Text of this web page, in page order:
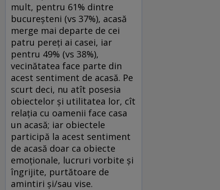
mult, pentru 61% dintre
bucureșteni (vs 37%), acasă
merge mai departe de cei
patru pereți ai casei, iar
pentru 49% (vs 38%),
vecinătatea face parte din
acest sentiment de acasă. Pe
scurt deci, nu atît posesia
obiectelor și utilitatea lor, cît
relația cu oamenii face casa
un acasă; iar obiectele
participă la acest sentiment
de acasă doar ca obiecte
emoționale, lucruri vorbite și
îngrijite, purtătoare de
amintiri și/sau vise.